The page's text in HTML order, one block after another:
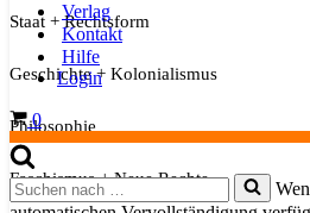
Verlag
Kontakt
Hilfe
Login
Warenkorb
0
Suchen
nach …
Staat + Rechtsform
Geschichte + Kolonialismus
Philosophie
Faschismus + Neue Rechte